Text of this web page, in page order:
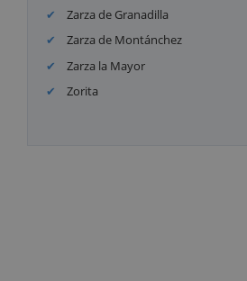
Zarza de Granadilla
Zarza de Montánchez
Zarza la Mayor
Zorita